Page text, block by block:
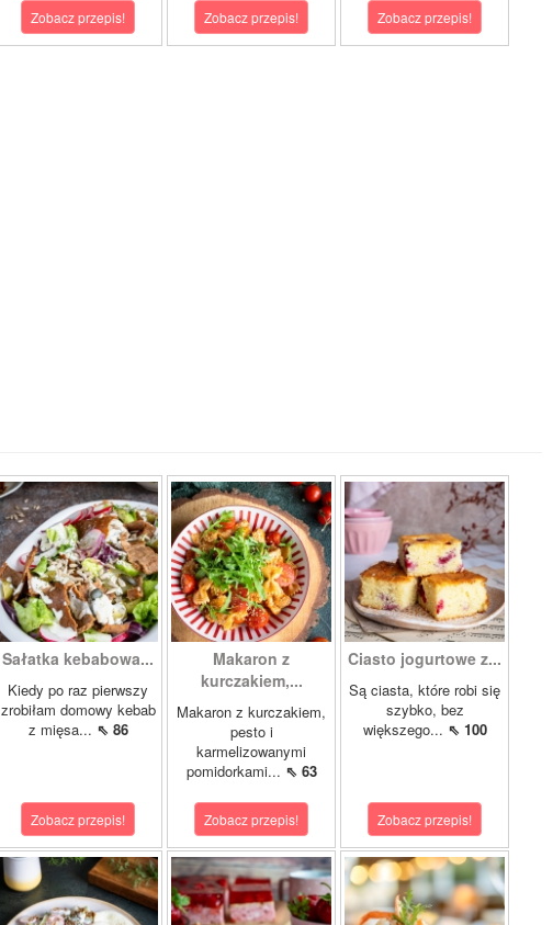
Zobacz przepis! Zobacz przepis! Zobacz przepis!
Sałatka kebabowa...
Kiedy po raz pierwszy
zrobiłam domowy kebab
z mięsa... ⇖ 86
Zobacz przepis!
Makaron z
kurczakiem,...
Makaron z kurczakiem,
pesto i
karmelizowanymi
pomidorkami... ⇖ 63
Zobacz przepis!
Ciasto jogurtowe z...
Są ciasta, które robi się
szybko, bez
większego... ⇖ 100
Zobacz przepis!